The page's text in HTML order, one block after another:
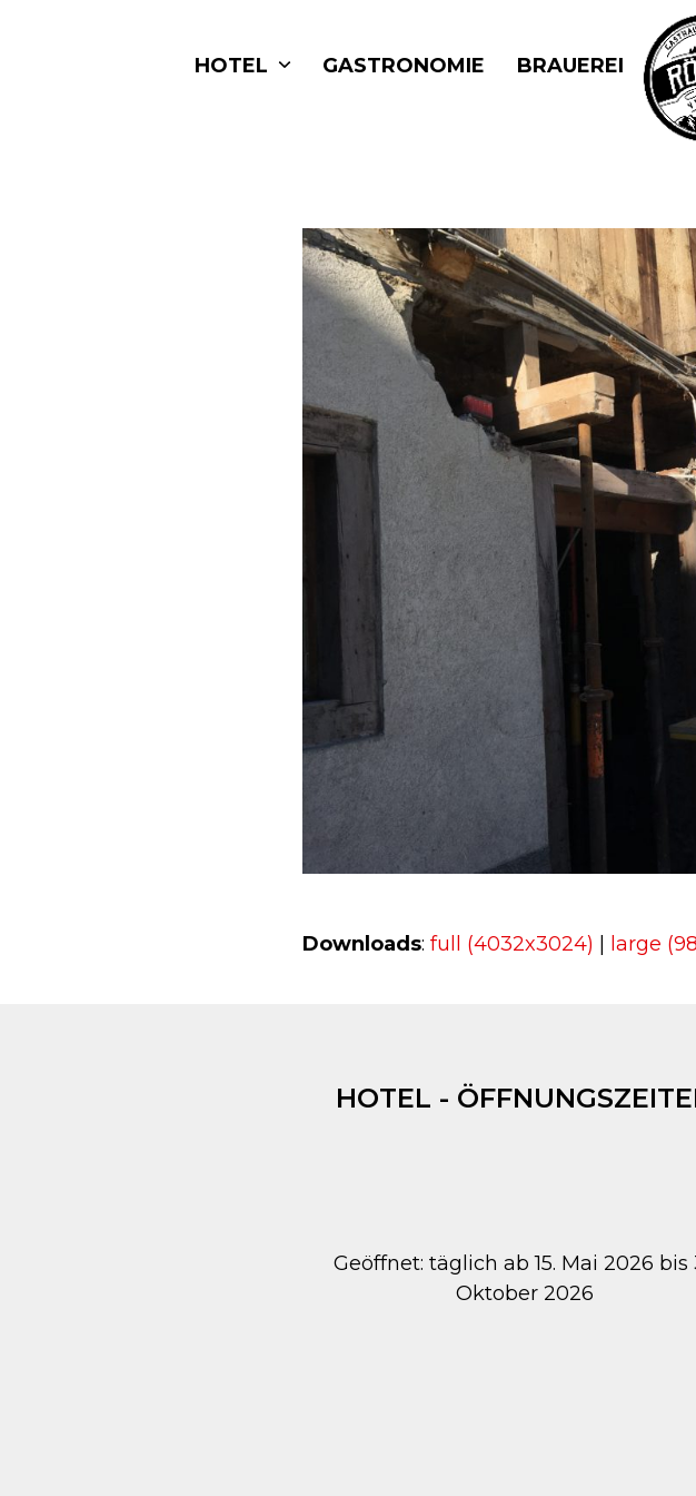
HOTEL GASTRONOMIE BRAUEREI
Downloads: full (4032x3024) large
HOTEL -
Geöffnet: täglich ab 15. Mai 2026 bis
Oktober 2026